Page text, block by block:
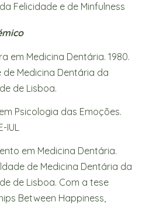
Felicidade e de Minfulness
em Medicina Dentária. 1980.
de Medicina Dentária da
de Lisboa.
Psicologia das Emoções.
IUL
em Medicina Dentária.
de Medicina Dentária da
de Lisboa. Com a tese
Between Happiness,